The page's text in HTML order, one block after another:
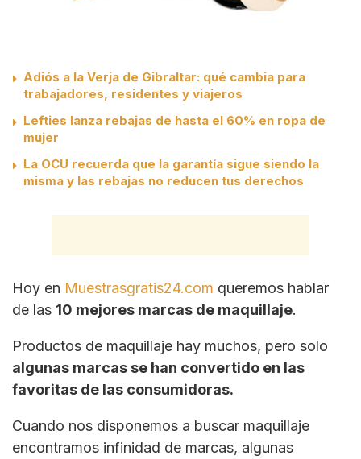
Adiós a la Verja de Gibraltar: qué cambia para
trabajadores, residentes y viajeros
Lefties lanza rebajas de hasta el 60% en ropa de
mujer
La OCU recuerda que la garantía sigue siendo la
misma y las rebajas no reducen tus derechos
Hoy en Muestrasgratis24.com queremos hablar
de las 10 mejores marcas de maquillaje.
Productos de maquillaje hay muchos, pero solo
algunas marcas se han convertido en las
favoritas de las consumidoras.
Cuando nos disponemos a buscar maquillaje
encontramos infinidad de marcas, algunas